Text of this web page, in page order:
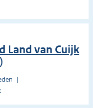
Land van Cuijk